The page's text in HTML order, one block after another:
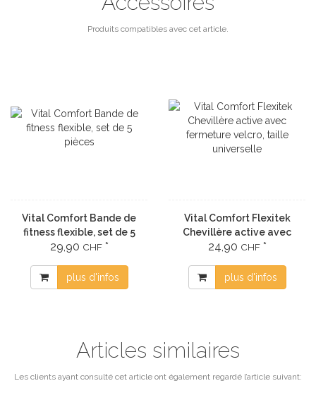
Produits compatibles avec cet article.
Vital Comfort Bande de
fitness flexible, set de 5
pièces
29,90 CHF*
plus d'infos
Vital Comfort Flexitek
Chevillère active avec
fermeture velcro, taille
24,90 CHF*
plus d'infos
Articles similaires
Les clients ayant consulté cet article ont également regardé l’article suivant: